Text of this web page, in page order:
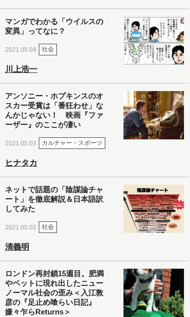
マンガでわかる「ウイルスの
変異」ってなに？
2021.05.04 社会
川上浩一
アンソニー・ホプキンスのオ
スカー受賞は「番狂わせ」な
んかじゃない！ 映画『ファ
ーザー』のここが凄い
2021.05.03 カルチャー・スポーツ
ヒナタカ
ネットで話題の「陰謀論チャ
ート」を徹底解説＆日本語訳
してみた
2021.05.03 社会
清義明
ロンドン再封鎖15週目。肥満
やペットに現れ出したニュー
ノーマル社会の歪み＜入江敦
彦の『足止め喰らい日記』
嫌々乍らReturns＞